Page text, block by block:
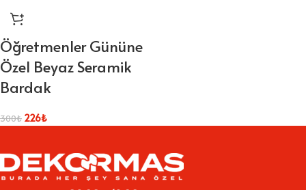
Öğretmenler Gününe
Özel Beyaz Seramik
Bardak
300₺ 226₺